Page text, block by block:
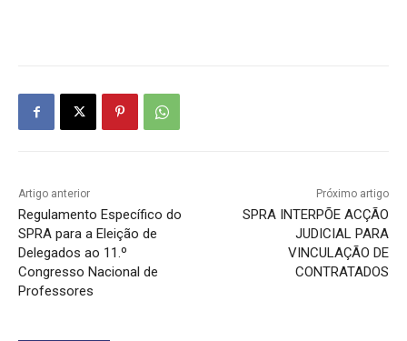
Artigo anterior
Regulamento Específico do
SPRA para a Eleição de
Delegados ao 11.º
Congresso Nacional de
Professores
Próximo artigo
SPRA INTERPÕE ACÇÃO
JUDICIAL PARA
VINCULAÇÃO DE
CONTRATADOS